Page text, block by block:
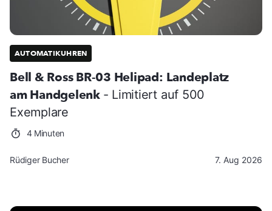
AUTOMATIKUHREN
Bell & Ross BR-03 Helipad: Landeplatz
am Handgelenk - Limitiert auf 500
Exemplare
4 Minuten
Rüdiger Bucher 7. Aug 2026